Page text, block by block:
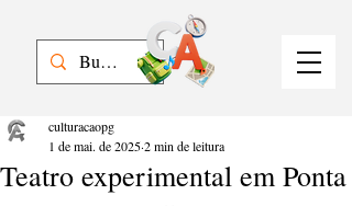
Teatro experimental em Ponta
culturacaopg
1 de mai. de 20252 min de leitura